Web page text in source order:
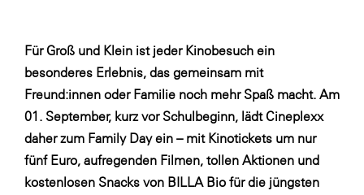
GBV - Verband gemeinnütziger
Bauvereinigungen
Getzner Werkstoffe
Heimat Österreich
ikp
Johnson & Johnson
Für Groß und Klein ist jeder Kinobesuch ein
besonderes Erlebnis, das gemeinsam mit
Freund:innen oder Familie noch mehr Spaß macht. Am
01. September, kurz vor Schulbeginn, lädt Cineplexx
daher zum Family Day ein – mit Kinotickets um nur
fünf Euro, aufregenden Filmen, tollen Aktionen und
kostenlosen Snacks von BILLA Bio für die jüngsten